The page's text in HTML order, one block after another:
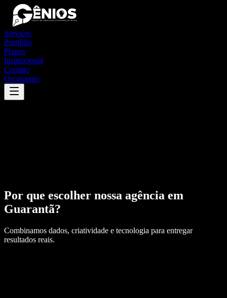
Serviços
Portfólio
Planos
Institucional
Contato
Orçamento
Por que escolher nossa agência em
Guarantã?
Combinamos dados, criatividade e tecnologia para entregar
resultados reais.